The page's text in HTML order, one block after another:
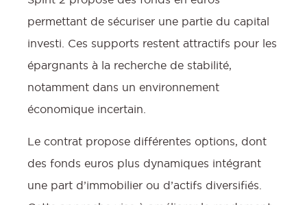
permettant de sécuriser une partie du capital
investi. Ces supports restent attractifs pour les
épargnants à la recherche de stabilité,
notamment dans un environnement
économique incertain.
Le contrat propose différentes options, dont
des fonds euros plus dynamiques intégrant
une part d’immobilier ou d’actifs diversifiés.